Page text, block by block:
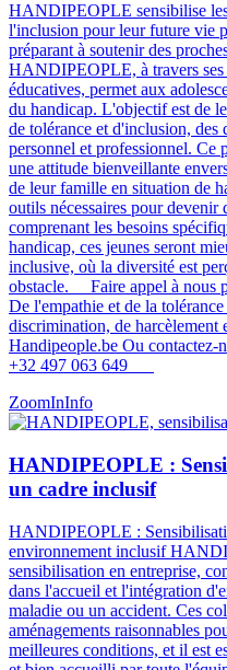
HANDIPEOPLE sensibilise
l'inclusion pour leur future vie
préparant à soutenir des
HANDIPEOPLE, à travers ses
éducatives, permet aux
du handicap. L'objectif est de
de tolérance et d'inclusion, des
personnel et professionnel. Ce
une attitude bienveillante
de leur famille en situation de
outils nécessaires pour devenir
comprenant les besoins
handicap, ces jeunes seront
inclusive, où la diversité est
obstacle​​​​. Faire appel à nous
De l'empathie et de la
discrimination, de harcèlement
Handipeople.be Ou contactez-
+32 497 063 649
ZoomInInfo
HANDIPEOPLE :
un cadre inclusif
HANDIPEOPLE :
environnement inclusif
sensibilisation en entreprise,
dans l'accueil et l'intégration
maladie ou un accident. Ces
aménagements raisonnables
meilleures conditions, et il est